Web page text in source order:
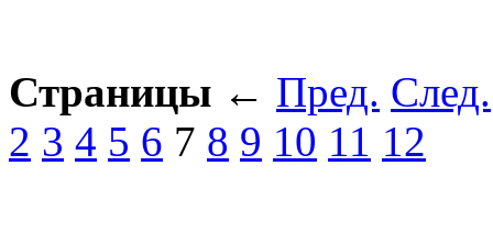
Страницы ← Пред. След.
2 3 4 5 6 7 8 9 10 11 12